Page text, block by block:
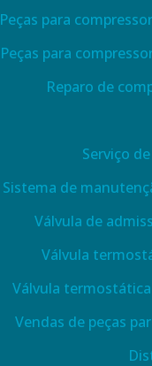
Peças para
Peças para
Reparo de
Serviço
Sistema de
Válvula de
Válvula
Válvula
Vendas de peças